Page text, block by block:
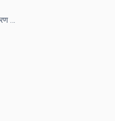
भोटेकोशीमा राष्ट्रिय युवा संघको वृक्षारोपण तथा संगठन सुदृढीकरण कार्यक्रम सम्पन्न